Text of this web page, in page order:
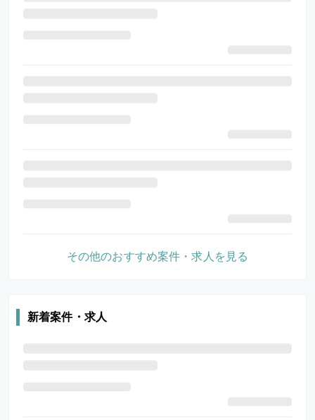
その他のおすすめ案件・求人を見る
新着案件・求人